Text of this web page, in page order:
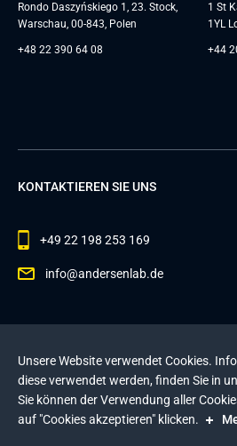
Rondo Daszyńskiego 1, 23. Stock,
Warschau, 00-843, Polen
+48 22 390 64 08
1 St
1YL
+44
KONTAKTIEREN SIE UNS
+49 22 198 253 169
info@andersenlab.de
Datenschutzerklärungund dieCookie-
Diese Website wird durch reCAPTCHA
gelten die Datenschutzerklärungund die
Nutzungsbedingungen von Google.
Unsere Website verwendet Cookies.
diese verwendet werden, finden Sie in
Sie können der Verwendung aller
auf "Cookies akzeptieren" klicken.